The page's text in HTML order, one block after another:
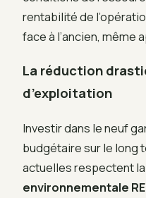
rentabilité de
face à l’ancien, même
La réduction
d’exploitation
Investir dans le neuf
budgétaire sur le long
actuelles respectent la
environnementale